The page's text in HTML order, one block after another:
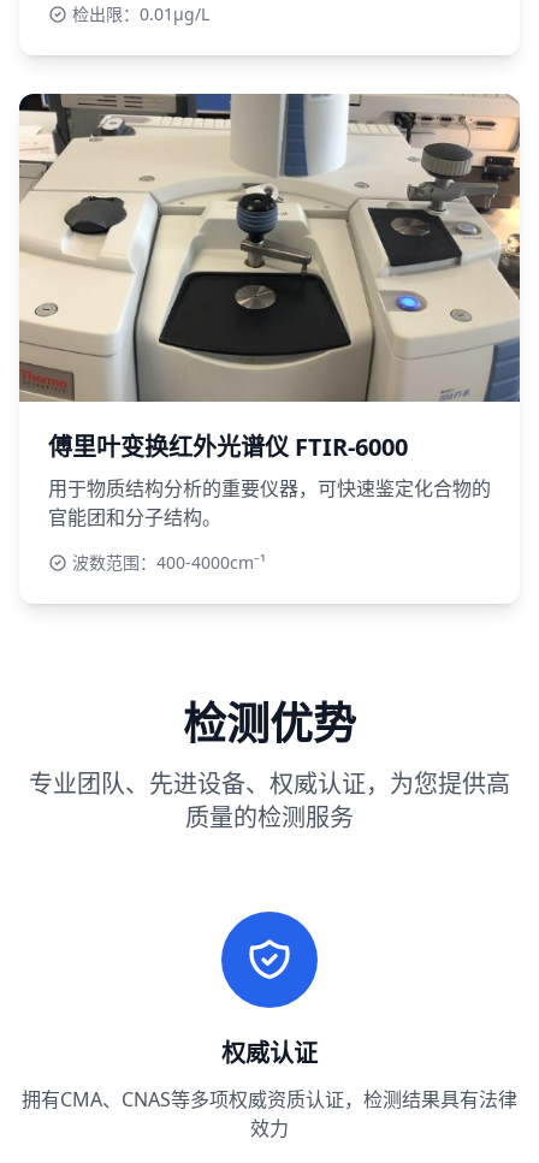
检出限：0.01μg/L
傅里叶变换红外光谱仪 FTIR-6000
用于物质结构分析的重要仪器，可快速鉴定化合物的
官能团和分子结构。
波数范围：400-4000cm⁻¹
检测优势
专业团队、先进设备、权威认证，为您提供高
质量的检测服务
权威认证
拥有CMA、CNAS等多项权威资质认证，检测结果具有法律
效力